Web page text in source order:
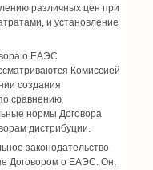
различных цен при
и установление
о ЕАЭС
Комиссией
создания
сравнению
нормы Договора
дистрибуции.
законодательство
Договором о ЕАЭС. Он,